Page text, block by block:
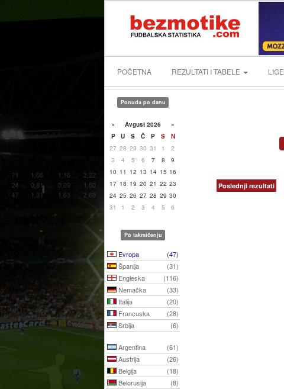
POČETNA REZULTATI I TABELE LIGE
Ponuda po danu
« Avgust 2026
»
P
U S Č P S
N
27 28 29 30 31 1
2
3
4 5 6 7 8
9
10 11 12 13 14 15 16
17 18 19 20 21 22 23
24 25 26 27 28 29 30
31
1 2 3 4 5 6
Po takmičenju
Evropa
(47)
Španija
(31)
Engleska
(116)
Nemačka
(33)
Italija
(20)
Francuska
(28)
Srbija
(6)
Argentina
(61)
Austrija
(26)
Belgija
(18)
Belorusija
(8)
Poslednji rezultati